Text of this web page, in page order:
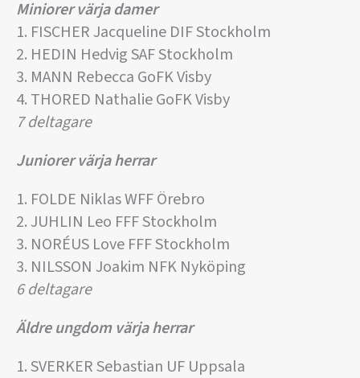
Miniorer värja damer
1. FISCHER Jacqueline DIF Stockholm
2. HEDIN Hedvig SAF Stockholm
3. MANN Rebecca GoFK Visby
4. THORED Nathalie GoFK Visby
7 deltagare
Juniorer värja herrar
1. FOLDE Niklas WFF Örebro
2. JUHLIN Leo FFF Stockholm
3. NORÉUS Love FFF Stockholm
3. NILSSON Joakim NFK Nyköping
6 deltagare
Äldre ungdom värja herrar
1. SVERKER Sebastian UF Uppsala